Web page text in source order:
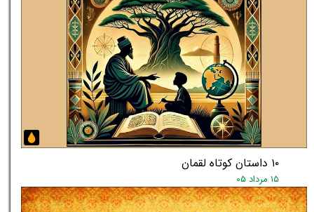
۱۰ داستان کوتاه لقمان
۱۵ مرداد ۰۵